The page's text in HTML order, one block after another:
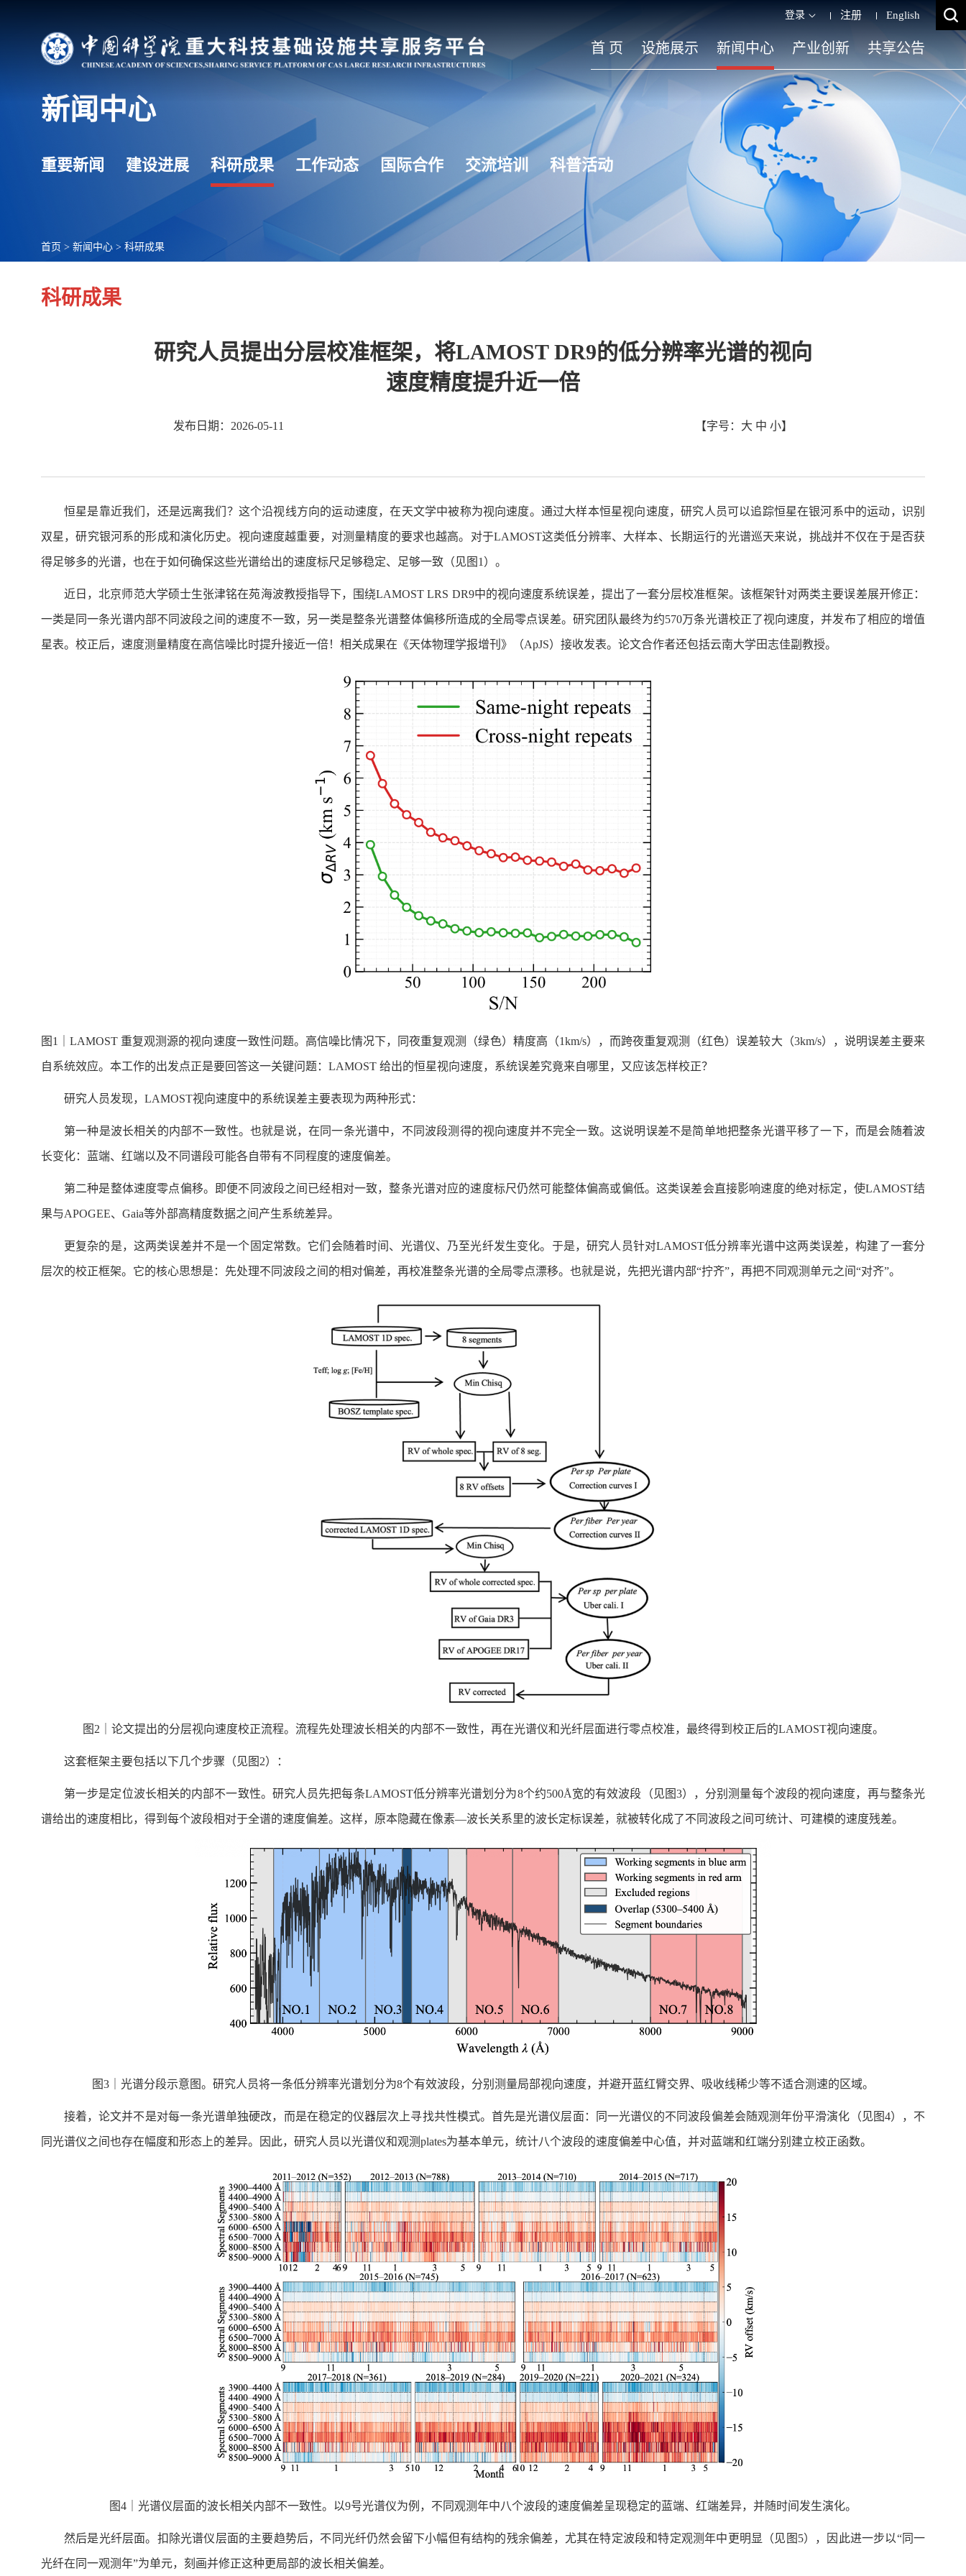
登录 注册 English
首 页 设施展示 新闻中心 产业创新 共享公告
新闻中心
重要新闻 建设进展 科研成果 工作动态 国际合作 交流培训 科普活动
首页 > 新闻中心 > 科研成果
科研成果
研究人员提出分层校准框架，将LAMOST DR9的低分辨率光谱的视向
速度精度提升近一倍
发布日期：2026-05-11 【字号： 大 中 小】
恒星是靠近我们，还是远离我们？这个沿视线方向的运动速度，在天文学中被称为视向速度。通过大样本恒星视向速度，研究人员可以追踪恒星在银河系中的运动，识别
双星，研究银河系的形成和演化历史。视向速度越重要，对测量精度的要求也越高。对于LAMOST这类低分辨率、大样本、长期运行的光谱巡天来说，挑战并不仅在于是否获
得足够多的光谱，也在于如何确保这些光谱给出的速度标尺足够稳定、足够一致（见图1）。
近日，北京师范大学硕士生张津铭在苑海波教授指导下，围绕LAMOST LRS DR9中的视向速度系统误差，提出了一套分层校准框架。该框架针对两类主要误差展开修正：
一类是同一条光谱内部不同波段之间的速度不一致，另一类是整条光谱整体偏移所造成的全局零点误差。研究团队最终为约570万条光谱校正了视向速度，并发布了相应的增值
星表。校正后，速度测量精度在高信噪比时提升接近一倍！相关成果在《天体物理学报增刊》（ApJS）接收发表。论文合作者还包括云南大学田志佳副教授。
图1｜LAMOST 重复观测源的视向速度一致性问题。高信噪比情况下，同夜重复观测（绿色）精度高（1km/s），而跨夜重复观测（红色）误差较大（3km/s），说明误差主要来
自系统效应。本工作的出发点正是要回答这一关键问题：LAMOST 给出的恒星视向速度，系统误差究竟来自哪里，又应该怎样校正？
研究人员发现，LAMOST视向速度中的系统误差主要表现为两种形式：
第一种是波长相关的内部不一致性。也就是说，在同一条光谱中，不同波段测得的视向速度并不完全一致。这说明误差不是简单地把整条光谱平移了一下，而是会随着波
长变化：蓝端、红端以及不同谱段可能各自带有不同程度的速度偏差。
第二种是整体速度零点偏移。即便不同波段之间已经相对一致，整条光谱对应的速度标尺仍然可能整体偏高或偏低。这类误差会直接影响速度的绝对标定，使LAMOST结
果与APOGEE、Gaia等外部高精度数据之间产生系统差异。
更复杂的是，这两类误差并不是一个固定常数。它们会随着时间、光谱仪、乃至光纤发生变化。于是，研究人员针对LAMOST低分辨率光谱中这两类误差，构建了一套分
层次的校正框架。它的核心思想是：先处理不同波段之间的相对偏差，再校准整条光谱的全局零点漂移。也就是说，先把光谱内部“拧齐”，再把不同观测单元之间“对齐”。
图2｜论文提出的分层视向速度校正流程。流程先处理波长相关的内部不一致性，再在光谱仪和光纤层面进行零点校准，最终得到校正后的LAMOST视向速度。
这套框架主要包括以下几个步骤（见图2）：
第一步是定位波长相关的内部不一致性。研究人员先把每条LAMOST低分辨率光谱划分为8个约500Å宽的有效波段（见图3），分别测量每个波段的视向速度，再与整条光
谱给出的速度相比，得到每个波段相对于全谱的速度偏差。这样，原本隐藏在像素—波长关系里的波长定标误差，就被转化成了不同波段之间可统计、可建模的速度残差。
图3｜光谱分段示意图。研究人员将一条低分辨率光谱划分为8个有效波段，分别测量局部视向速度，并避开蓝红臂交界、吸收线稀少等不适合测速的区域。
接着，论文并不是对每一条光谱单独硬改，而是在稳定的仪器层次上寻找共性模式。首先是光谱仪层面：同一光谱仪的不同波段偏差会随观测年份平滑演化（见图4），不
同光谱仪之间也存在幅度和形态上的差异。因此，研究人员以光谱仪和观测plates为基本单元，统计八个波段的速度偏差中心值，并对蓝端和红端分别建立校正函数。
图4｜光谱仪层面的波长相关内部不一致性。以9号光谱仪为例，不同观测年中八个波段的速度偏差呈现稳定的蓝端、红端差异，并随时间发生演化。
然后是光纤层面。扣除光谱仪层面的主要趋势后，不同光纤仍然会留下小幅但有结构的残余偏差，尤其在特定波段和特定观测年中更明显（见图5），因此进一步以“同一
光纤在同一观测年”为单元，刻画并修正这种更局部的波长相关偏差。